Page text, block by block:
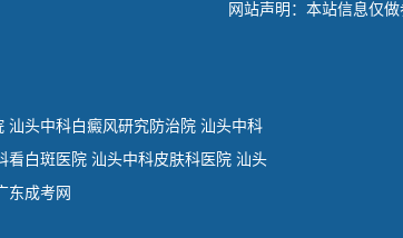
网站声明：本站信息仅
汕头中科白癜风研究防治院 汕头中科
看白斑医院 汕头中科皮肤科医院 汕头
东成考网